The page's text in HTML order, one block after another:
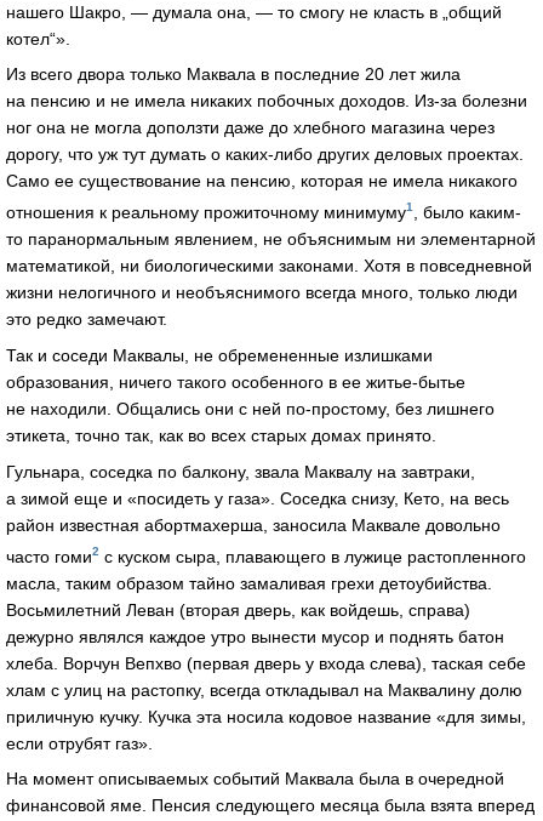
нашего Шакро, — думала она, — то смогу не класть в „общий
котел“».
Из всего двора только Маквала в последние 20 лет жила
на пенсию и не имела никаких побочных доходов. Из-за болезни
ног она не могла доползти даже до хлебного магазина через
дорогу, что уж тут думать о каких-либо других деловых проектах.
Само ее существование на пенсию, которая не имела никакого
отношения к реальному прожиточному минимуму1, было каким-
то паранормальным явлением, не объяснимым ни элементарной
математикой, ни биологическими законами. Хотя в повседневной
жизни нелогичного и необъяснимого всегда много, только люди
это редко замечают.
Так и соседи Маквалы, не обремененные излишками
образования, ничего такого особенного в ее житье-бытье
не находили. Общались они с ней по-простому, без лишнего
этикета, точно так, как во всех старых домах принято.
Гульнара, соседка по балкону, звала Маквалу на завтраки,
а зимой еще и «посидеть у газа». Соседка снизу, Кето, на весь
район известная абортмахерша, заносила Маквале довольно
часто гоми2 с куском сыра, плавающего в лужице растопленного
масла, таким образом тайно замаливая грехи детоубийства.
Восьмилетний Леван (вторая дверь, как войдешь, справа)
дежурно являлся каждое утро вынести мусор и поднять батон
хлеба. Ворчун Вепхво (первая дверь у входа слева), таская себе
хлам с улиц на растопку, всегда откладывал на Маквалину долю
приличную кучку. Кучка эта носила кодовое название «для зимы,
если отрубят газ».
На момент описываемых событий Маквала была в очередной
финансовой яме. Пенсия следующего месяца была взята вперед